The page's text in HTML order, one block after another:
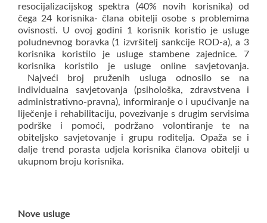
resocijalizacijskog spektra (40% novih korisnika) od
čega 24 korisnika- člana obitelji osobe s problemima
ovisnosti. U ovoj godini 1 korisnik koristio je usluge
poludnevnog boravka (1 izvršitelj sankcije ROD-a), a 3
korisnika koristilo je usluge stambene zajednice. 7
korisnika koristilo je usluge online savjetovanja.
Najveći broj pruženih usluga odnosilo se na
individualna savjetovanja (psihološka, zdravstvena i
administrativno-pravna), informiranje o i upućivanje na
liječenje i rehabilitaciju, povezivanje s drugim servisima
podrške i pomoći, podržano volontiranje te na
obiteljsko savjetovanje i grupu roditelja. Opaža se i
dalje trend porasta udjela korisnika članova obitelji u
ukupnom broju korisnika.
Nove usluge